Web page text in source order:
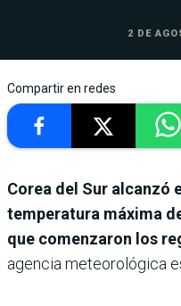
2 DE
Compartir en redes
Corea del Sur alcanzó
temperatura máxima
que comenzaron los
agencia meteorológica